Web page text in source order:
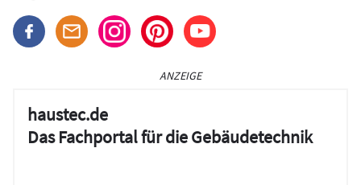
ANZEIGE
haustec.de
Das Fachportal für die Gebäudetechnik